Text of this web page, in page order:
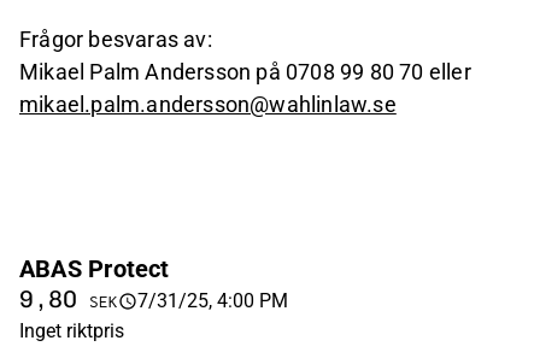
Frågor besvaras av:
Mikael Palm Andersson på 0708 99 80 70 eller
mikael.palm.andersson@wahlinlaw.se
ABAS Protect
9,80 SEK
7/31/25, 4:00 PM
Inget riktpris